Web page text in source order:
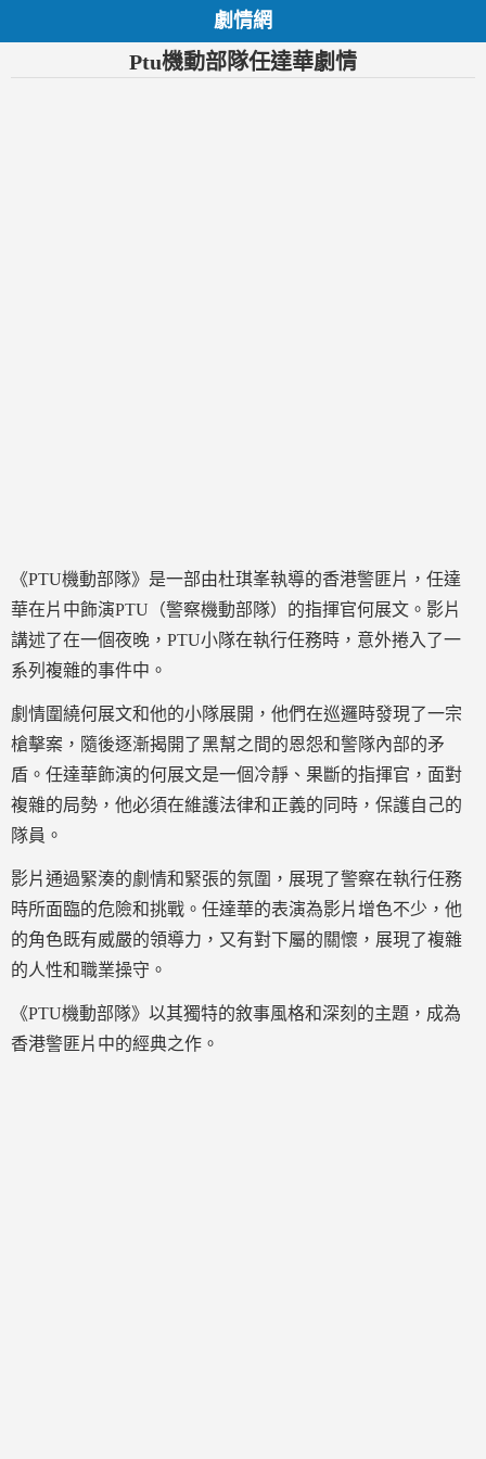
劇情網
Ptu機動部隊任達華劇情
《PTU機動部隊》是一部由杜琪峯執導的香港警匪片，任達
華在片中飾演PTU（警察機動部隊）的指揮官何展文。影片
講述了在一個夜晚，PTU小隊在執行任務時，意外捲入了一
系列複雜的事件中。
劇情圍繞何展文和他的小隊展開，他們在巡邏時發現了一宗
槍擊案，隨後逐漸揭開了黑幫之間的恩怨和警隊內部的矛
盾。任達華飾演的何展文是一個冷靜、果斷的指揮官，面對
複雜的局勢，他必須在維護法律和正義的同時，保護自己的
隊員。
影片通過緊湊的劇情和緊張的氛圍，展現了警察在執行任務
時所面臨的危險和挑戰。任達華的表演為影片增色不少，他
的角色既有威嚴的領導力，又有對下屬的關懷，展現了複雜
的人性和職業操守。
《PTU機動部隊》以其獨特的敘事風格和深刻的主題，成為
香港警匪片中的經典之作。